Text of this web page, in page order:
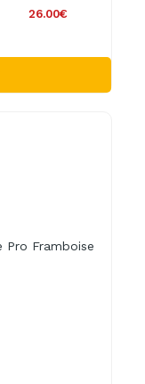
26.00€